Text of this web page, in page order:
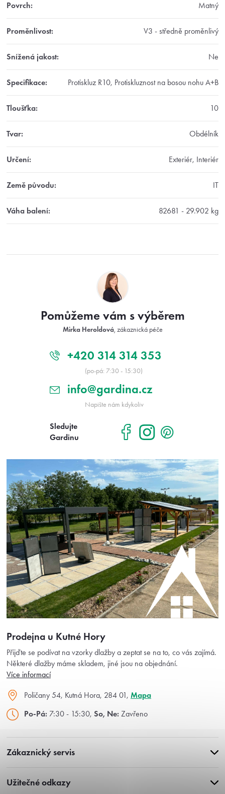
Povrch: Matný
Proměnlivost: V3 - středně proměnlivý
Snížená jakost: Ne
Specifikace: Protiskluz R10, Protiskluznost na bosou nohu A+B
Tloušťka: 10
Tvar: Obdélník
Určení: Exteriér, Interiér
Země původu: IT
Váha balení: 82681 - 29.902 kg
Pomůžeme vám s výběrem
Mirka Heroldová, zákaznická péče
+420 314 314 353
(po-pá: 7:30 - 15:30)
info@gardina.cz
Napište nám kdykoliv
Sledujte
Gardinu
Zákaznický servis
Užitečné odkazy
Prodejna u Kutné Hory
Přijďte se podívat na vzorky dlažby a zeptat se na to, co vás zajímá.
Některé dlažby máme skladem, jiné jsou na objednání.
Více informací
Poličany 54, Kutná Hora, 284 01, Mapa
Po-Pá: 7:30 - 15:30, So, Ne: Zavřeno